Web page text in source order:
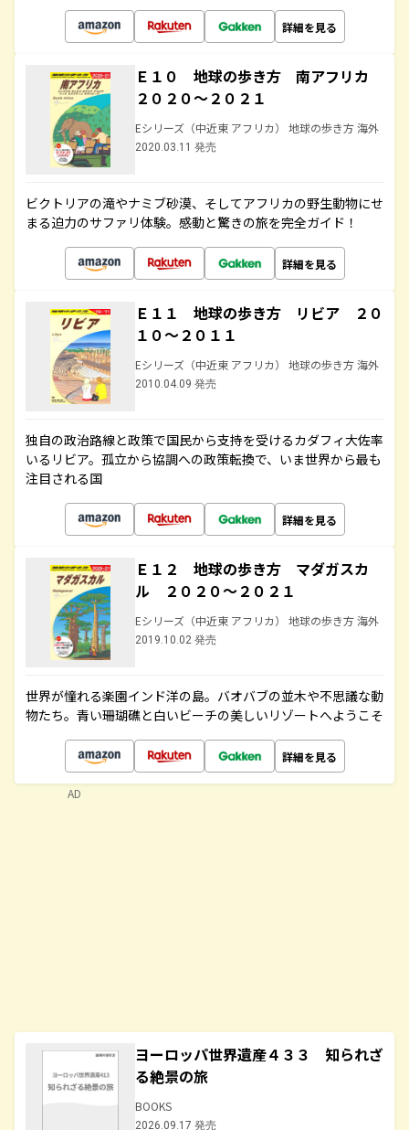
詳細を見る
Ｅ１０ 地球の歩き方 南アフリカ
２０２０～２０２１
Eシリーズ（中近東 アフリカ） 地球の歩き方 海外
2020.03.11 発売
ビクトリアの滝やナミブ砂漠、そしてアフリカの野生動物にせ
まる迫力のサファリ体験。感動と驚きの旅を完全ガイド！
詳細を見る
Ｅ１１ 地球の歩き方 リビア ２０
１０～２０１１
Eシリーズ（中近東 アフリカ） 地球の歩き方 海外
2010.04.09 発売
独自の政治路線と政策で国民から支持を受けるカダフィ大佐率
いるリビア。孤立から協調への政策転換で、いま世界から最も
注目される国
詳細を見る
Ｅ１２ 地球の歩き方 マダガスカ
ル ２０２０～２０２１
Eシリーズ（中近東 アフリカ） 地球の歩き方 海外
2019.10.02 発売
世界が憧れる楽園インド洋の島。バオバブの並木や不思議な動
物たち。青い珊瑚礁と白いビーチの美しいリゾートへようこそ
詳細を見る
ヨーロッパ世界遺産４３３ 知られざ
る絶景の旅
BOOKS
2026.09.17 発売
AD